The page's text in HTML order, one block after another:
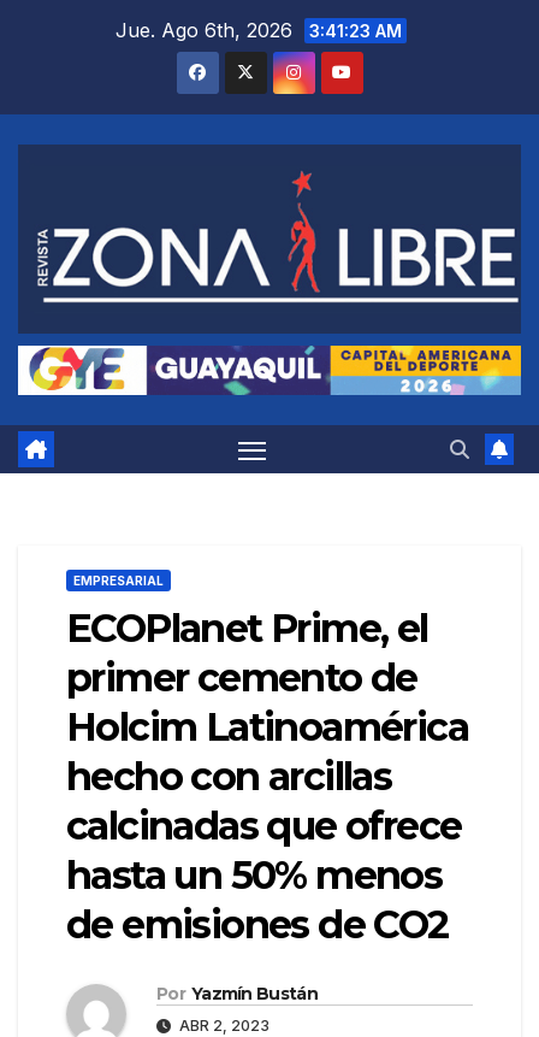
Jue. Ago 6th, 2026 3:41:24 AM
EMPRESARIAL
ECOPlanet Prime, el
primer cemento de
Holcim Latinoamérica
hecho con arcillas
calcinadas que ofrece
hasta un 50% menos
de emisiones de CO2
Por Yazmín Bustán
ABR 2, 2023